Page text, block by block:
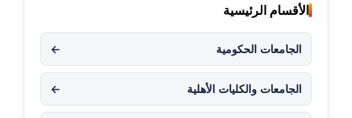
الأقسام الرئيسية
الجامعات الحكومية ←
الجامعات والكليات الأهلية ←